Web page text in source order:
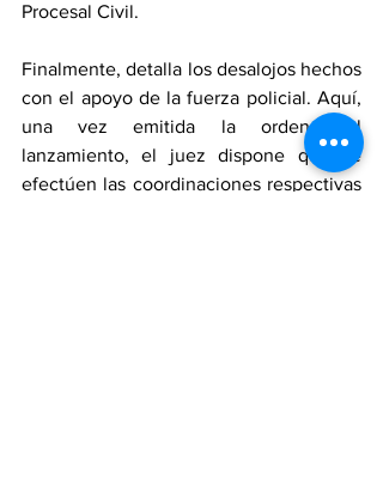
Procesal Civil.
Finalmente, detalla los desalojos hechos
con el apoyo de la fuerza policial. Aquí,
una vez emitida la orden del
lanzamiento, el juez dispone que se
efectúen las coordinaciones respectivas